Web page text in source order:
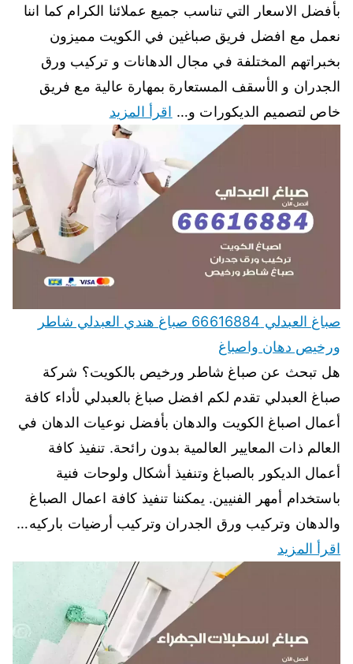
بأفضل الاسعار التي تناسب جميع عملائنا الكرام كما اننا
نعمل مع افضل فريق صباغين في الكويت مميزون
بخبراتهم المختلفة في مجال الدهانات و تركيب ورق
الجدران و الأسقف المستعارة بمهارة عالية مع فريق
خاص لتصميم الديكورات و… اقرأ المزيد
صباغ العبدلي 66616884 صباغ هندي العبدلي شاطر
ورخيص دهان واصباغ
هل تبحث عن صباغ شاطر ورخيص بالكويت؟ شركة
صباغ العبدلي تقدم لكم افضل صباغ بالعبدلي لأداء كافة
أعمال اصباغ الكويت والدهان بأفضل نوعيات الدهان في
العالم ذات المعايير العالمية بدون رائحة. تنفيذ كافة
أعمال الديكور بالصباغ وتنفيذ أشكال ولوحات فنية
باستخدام أمهر الفنيين. يمكننا تنفيذ كافة اعمال الصباغ
والدهان وتركيب ورق الجدران وتركيب أرضيات باركيه…
اقرأ المزيد